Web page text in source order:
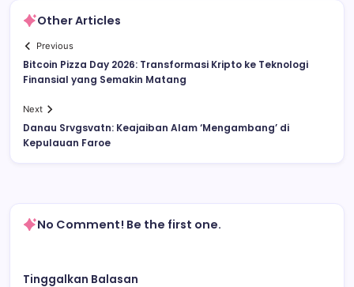
Other Articles
Previous
Bitcoin Pizza Day 2026: Transformasi Kripto ke Teknologi
Finansial yang Semakin Matang
Next
Danau Srvgsvatn: Keajaiban Alam ‘Mengambang’ di
Kepulauan Faroe
No Comment! Be the first one.
Tinggalkan Balasan